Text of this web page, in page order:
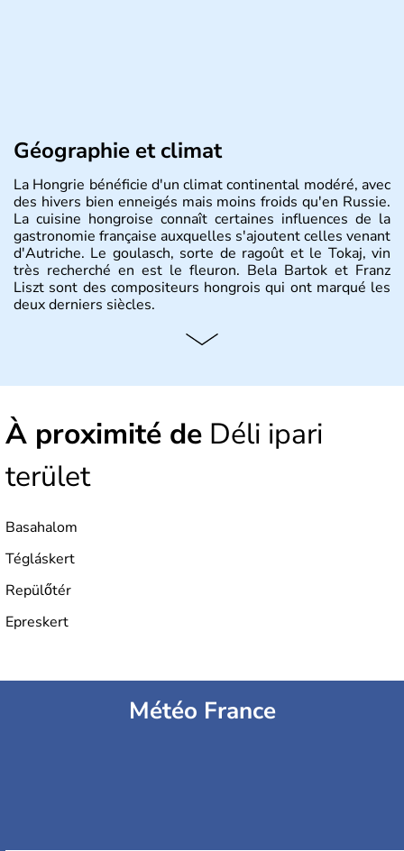
Géographie et climat
La Hongrie bénéficie d'un climat continental modéré, avec
des hivers bien enneigés mais moins froids qu'en Russie.
La cuisine hongroise connaît certaines influences de la
gastronomie française auxquelles s'ajoutent celles venant
d'Autriche. Le goulasch, sorte de ragoût et le Tokaj, vin
très recherché en est le fleuron. Bela Bartok et Franz
Liszt sont des compositeurs hongrois qui ont marqué les
deux derniers siècles.
Histoire et administration
depuis 2004, la Hongrie est aussi appelée « pays magyar
pays dont la langue est bien-sûr le hongrois et la
monnaie le forint. Sa capitale s'appelle Budapest.
L'industrie de la métallurgie s'est pendant longtemps
développée en Hongrie.
À proximité de Déli ipari
terület
Basahalom
Tégláskert
Repülőtér
Epreskert
Météo France